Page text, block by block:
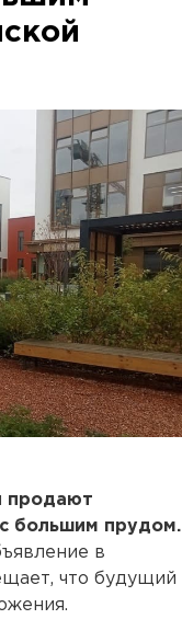
продают
большим прудом.
в
что будущий